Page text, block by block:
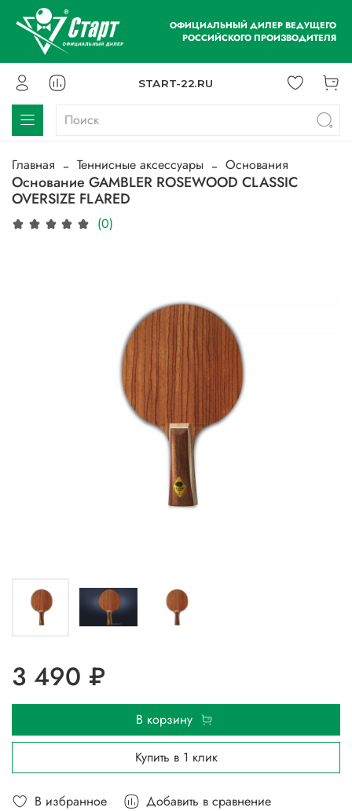
ОФИЦИАЛЬНЫЙ ДИЛЕР ВЕДУЩЕГО
РОССИЙСКОГО ПРОИЗВОДИТЕЛЯ
START-22.RU
Главная Теннисные аксессуары Основания
Основание GAMBLER ROSEWOOD CLASSIC
OVERSIZE FLARED
(0)
В избранное Добавить в сравнение
3 490 ₽
В корзину
Купить в 1 клик